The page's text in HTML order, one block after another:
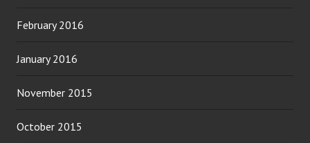
February 2016
January 2016
November 2015
October 2015